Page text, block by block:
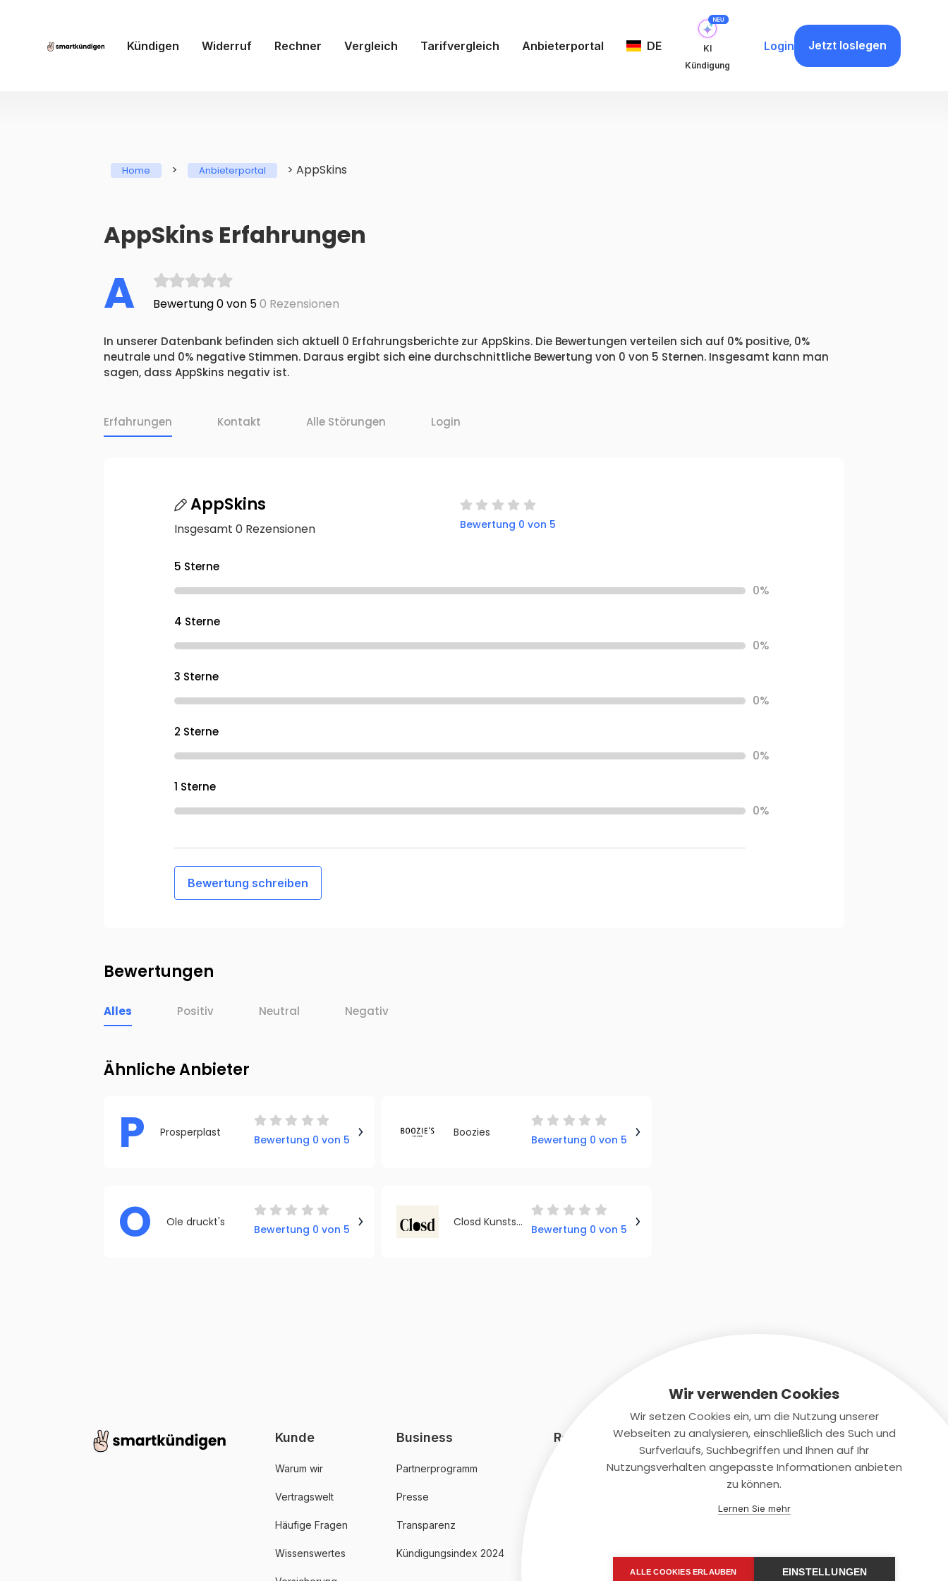
Kündigen Widerruf Rechner Vergleich Tarifvergleich Anbieterportal DE
KI
Kündigung
Login Jetzt loslegen
Home > Anbieterportal > AppSkins
AppSkins Erfahrungen
A Bewertung 0 von 50 Rezensionen
In unserer Datenbank befinden sich aktuell 0 Erfahrungsberichte zur AppSkins. Die Bewertungen verteilen sich auf 0% positive, 0%
neutrale und 0% negative Stimmen. Daraus ergibt sich eine durchschnittliche Bewertung von 0 von 5 Sternen. Insgesamt kann man
sagen, dass AppSkins negativ ist.
Erfahrungen Kontakt Alle Störungen Login
AppSkins
Insgesamt 0 Rezensionen Bewertung 0 von 5
5 Sterne
0%
4 Sterne
0%
3 Sterne
0%
2 Sterne
0%
1 Sterne
0%
Bewertung schreiben
Bewertungen
Alles Positiv Neutral Negativ
Ähnliche Anbieter
P Prosperplast
Bewertung 0 von 5
Boozies
Bewertung 0 von 5
O Ole druckt's
Bewertung 0 von 5
Closd Kunststoffprodukte GmbH
Bewertung 0 von 5
Kunde
Warum wir
Vertragswelt
Häufige Fragen
Wissenswertes
Business
Partnerprogramm
Presse
Transparenz
Kündigungsindex 2024
Rechtliches Kontaktiere uns
+(49)2131/708-4280
Wir verwenden Cookies
Wir setzen Cookies ein, um die Nutzung unserer
Webseiten zu analysieren, einschließlich des Such und
Surfverlaufs, Suchbegriffen und Ihnen auf Ihr
Nutzungsverhalten angepasste Informationen anbieten
zu können.
Lernen Sie mehr
ALLE COOKIES ERLAUBEN EINSTELLUNGEN